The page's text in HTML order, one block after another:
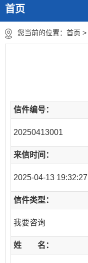
首页
您当前的位置： 首页 >
信件编号：
20250413001
来信时间：
2025-04-13 19:32:27
信件类型：
我要咨询
姓 名：